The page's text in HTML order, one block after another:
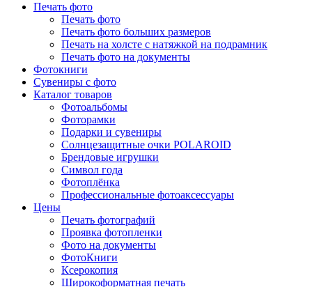
Печать фото
Печать фото
Печать фото больших размеров
Печать на холсте с натяжкой на подрамник
Печать фото на документы
Фотокниги
Сувениры с фото
Каталог товаров
Фотоальбомы
Фоторамки
Подарки и сувениры
Солнцезащитные очки POLAROID
Брендовые игрушки
Символ года
Фотоплёнка
Профессиональные фотоаксессуары
Цены
Печать фотографий
Проявка фотопленки
Фото на документы
ФотоКниги
Ксерокопия
Широкоформатная печать